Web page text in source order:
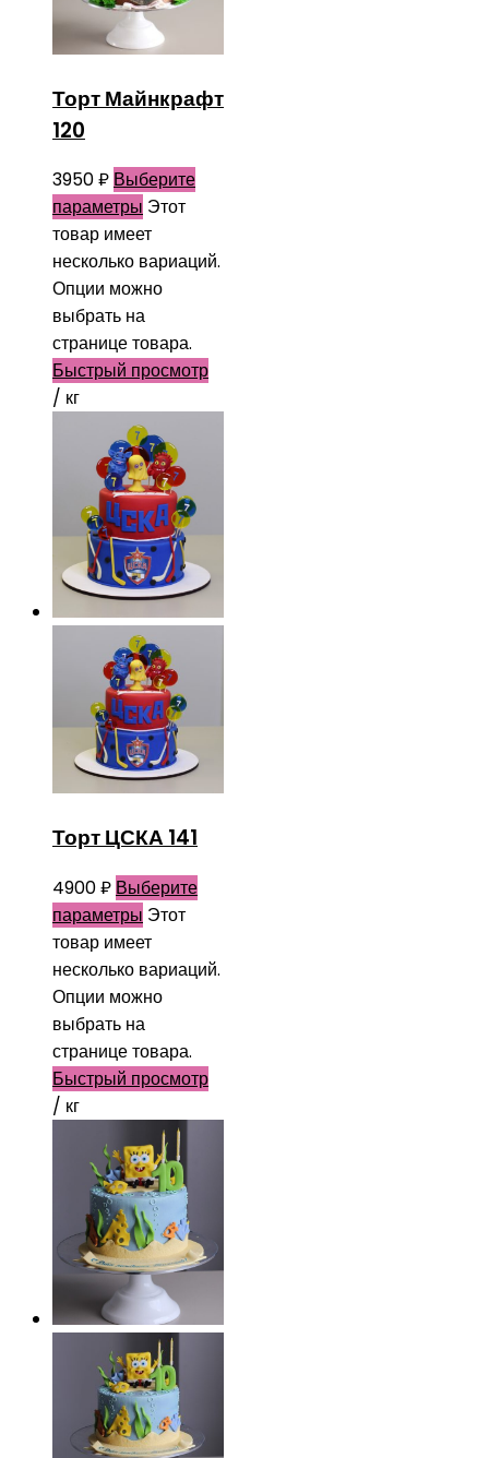
Торт Майнкрафт
120
3950₽ Выберите
параметры Этот
товар имеет
несколько вариаций.
Опции можно
выбрать на
странице товара.
Быстрый просмотр
/ кг
Торт ЦСКА 141
4900₽ Выберите
параметры Этот
товар имеет
несколько вариаций.
Опции можно
выбрать на
странице товара.
Быстрый просмотр
/ кг